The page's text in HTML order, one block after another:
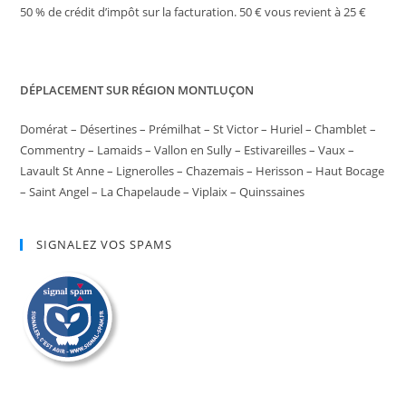
50 % de crédit d’impôt sur la facturation. 50 € vous revient à 25 €
DÉPLACEMENT SUR RÉGION MONTLUÇON
Domérat – Désertines – Prémilhat – St Victor – Huriel – Chamblet –
Commentry – Lamaids – Vallon en Sully – Estivareilles – Vaux –
Lavault St Anne – Lignerolles – Chazemais – Herisson – Haut Bocage
– Saint Angel – La Chapelaude – Viplaix – Quinssaines
SIGNALEZ VOS SPAMS